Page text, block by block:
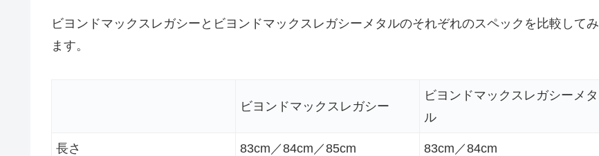
ビヨンドマックスレガシーとビヨンドマックスレガシーメタルのそれぞれのスペックを比較してみ
ます。
ビヨンドマックスレガシー
ビヨンドマックスレガシーメタ
ル
長さ 83cm／84cm／85cm 83cm／84cm